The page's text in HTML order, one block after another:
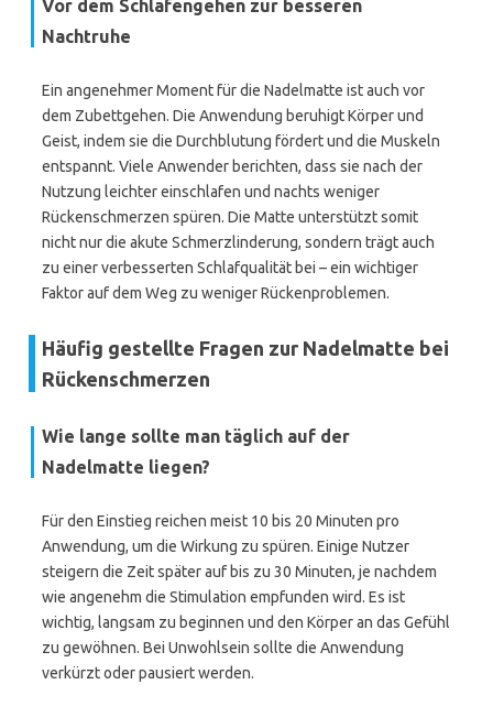
Vor dem Schlafengehen zur besseren
Nachtruhe
Ein angenehmer Moment für die Nadelmatte ist auch vor
dem Zubettgehen. Die Anwendung beruhigt Körper und
Geist, indem sie die Durchblutung fördert und die Muskeln
entspannt. Viele Anwender berichten, dass sie nach der
Nutzung leichter einschlafen und nachts weniger
Rückenschmerzen spüren. Die Matte unterstützt somit
nicht nur die akute Schmerzlinderung, sondern trägt auch
zu einer verbesserten Schlafqualität bei – ein wichtiger
Faktor auf dem Weg zu weniger Rückenproblemen.
Häufig gestellte Fragen zur Nadelmatte bei
Rückenschmerzen
Wie lange sollte man täglich auf der
Nadelmatte liegen?
Für den Einstieg reichen meist 10 bis 20 Minuten pro
Anwendung, um die Wirkung zu spüren. Einige Nutzer
steigern die Zeit später auf bis zu 30 Minuten, je nachdem
wie angenehm die Stimulation empfunden wird. Es ist
wichtig, langsam zu beginnen und den Körper an das Gefühl
zu gewöhnen. Bei Unwohlsein sollte die Anwendung
verkürzt oder pausiert werden.